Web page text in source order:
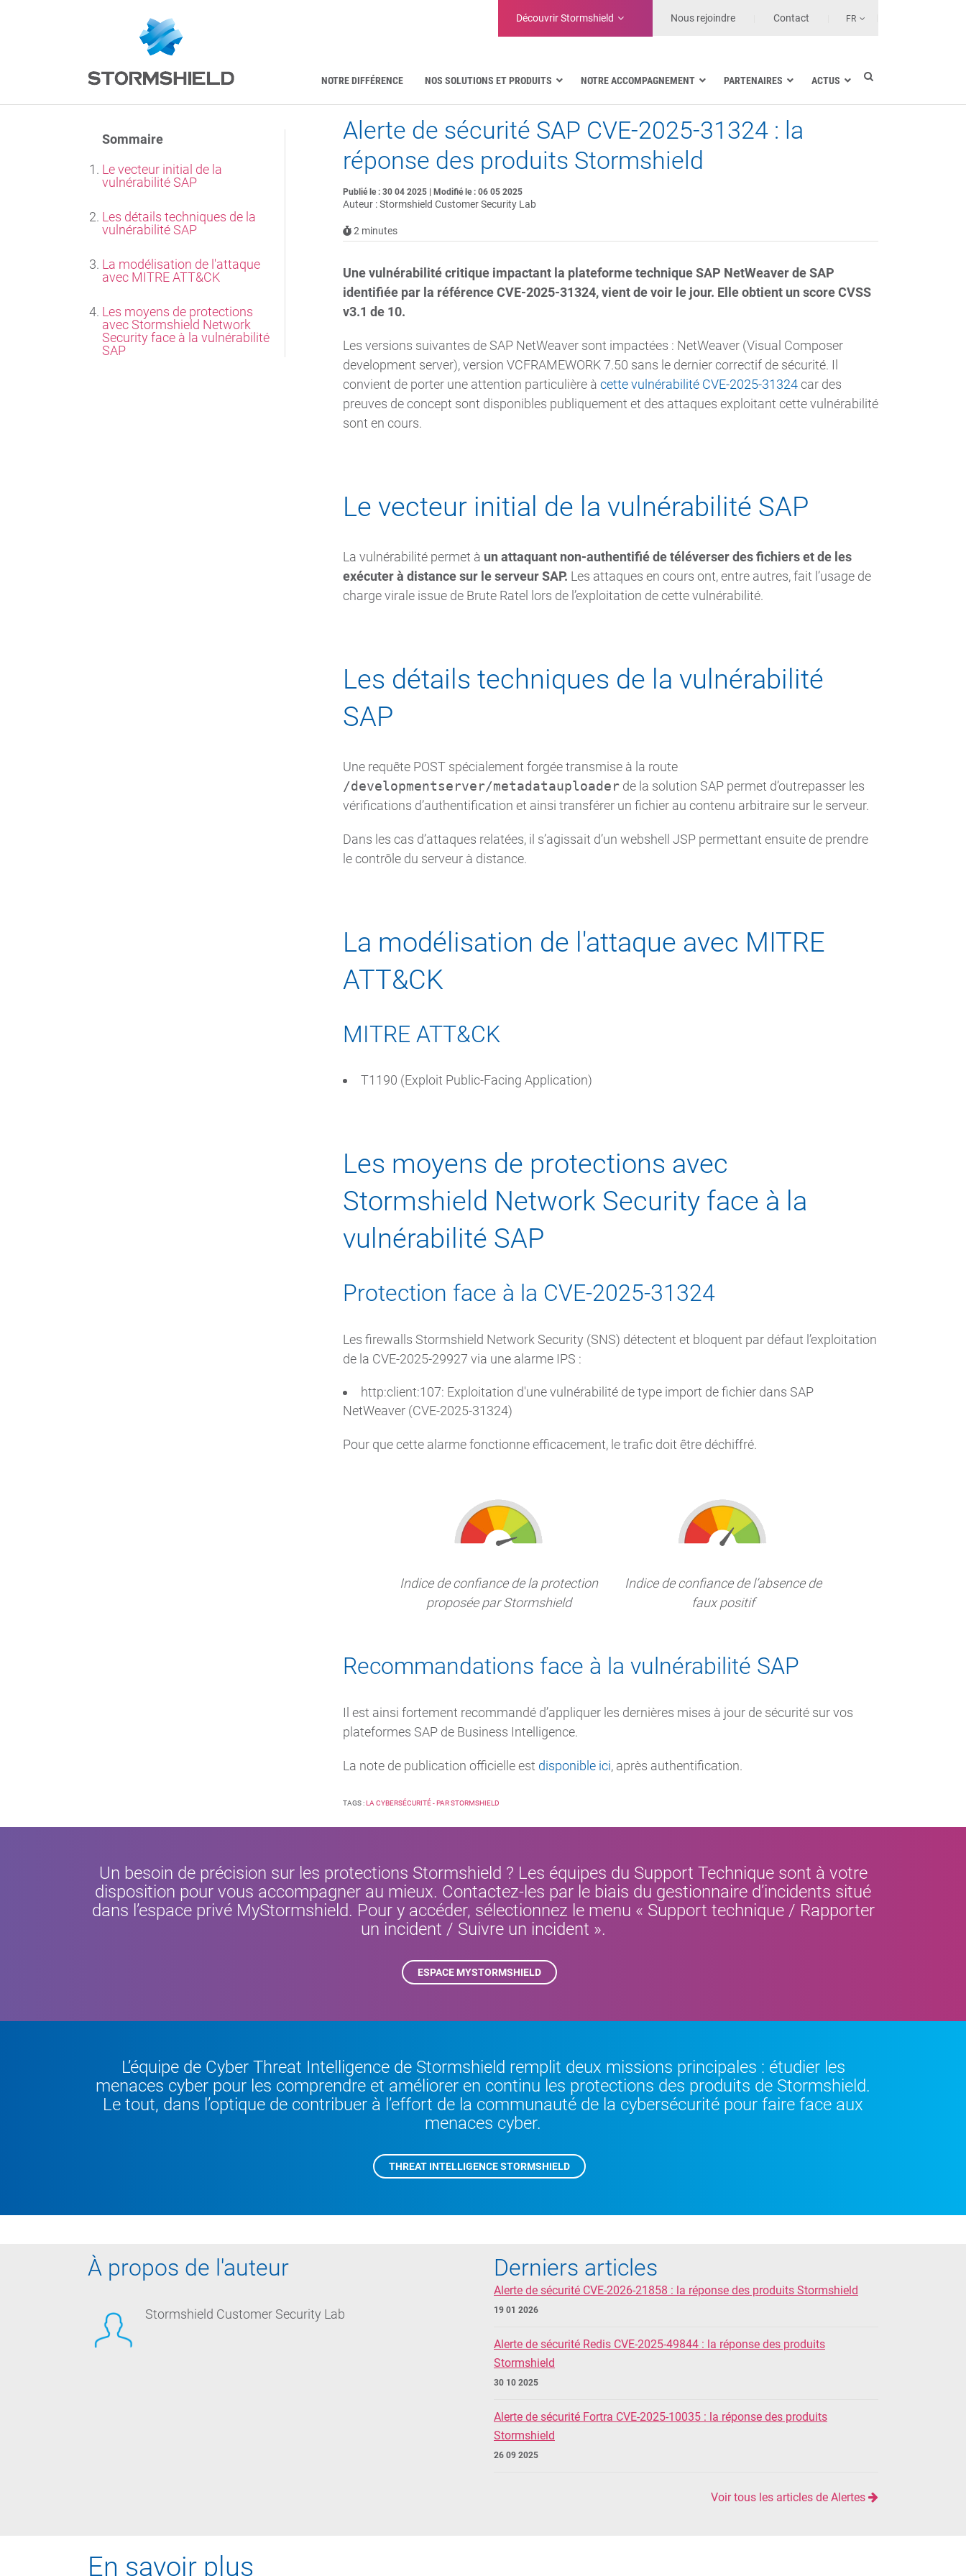
Découvrir Stormshield Nous rejoindre Contact FR
NOTRE DIFFÉRENCE NOS SOLUTIONS ET PRODUITS
Aéronautique
Administrations publiques
Communications critiques
Défense et organisations militaires
Eau
Facility Management & Warehouse
Industrie électrique
Marine
Santé et Établissements de soin
NOTRE ACCOMPAGNEMENT PARTENAIRES ACTUS
Sommaire
Le vecteur initial de la
vulnérabilité SAP
Les détails techniques de la
vulnérabilité SAP
La modélisation de l'attaque
avec MITRE ATT&CK
Les moyens de protections
avec Stormshield Network
Security face à la vulnérabilité
SAP
Alerte de sécurité SAP CVE-2025-31324 : la
réponse des produits Stormshield
Publié le : 30 04 2025 | Modifié le : 06 05 2025
Auteur : Stormshield Customer Security Lab
2 minutes
Une vulnérabilité critique impactant la plateforme technique SAP NetWeaver de SAP
identifiée par la référence CVE-2025-31324, vient de voir le jour. Elle obtient un score CVSS
v3.1 de 10.
Les versions suivantes de SAP NetWeaver sont impactées : NetWeaver (Visual Composer
development server), version VCFRAMEWORK 7.50 sans le dernier correctif de sécurité. Il
convient de porter une attention particulière à cette vulnérabilité CVE-2025-31324car des
preuves de concept sont disponibles publiquement et des attaques exploitant cette vulnérabilité
sont en cours.
Le vecteur initial de la vulnérabilité SAP
La vulnérabilité permet à un attaquant non-authentifié de téléverser des fichiers et de les
exécuter à distance sur le serveur SAP. Les attaques en cours ont, entre autres, fait l’usage de
charge virale issue de Brute Ratel lors de l’exploitation de cette vulnérabilité.
Les détails techniques de la vulnérabilité
SAP
Une requête POST spécialement forgée transmise à la route
/developmentserver/metadatauploader de la solution SAP permet d’outrepasser les
vérifications d’authentification et ainsi transférer un fichier au contenu arbitraire sur le serveur.
Dans les cas d’attaques relatées, il s’agissait d’un webshell JSP permettant ensuite de prendre
le contrôle du serveur à distance.
La modélisation de l'attaque avec MITRE
ATT&CK
MITRE ATT&CK
T1190 (Exploit Public-Facing Application)
Les moyens de protections avec
Stormshield Network Security face à la
vulnérabilité SAP
Protection face à la CVE-2025-31324
Les firewalls Stormshield Network Security (SNS) détectent et bloquent par défaut l’exploitation
de la CVE-2025-29927 via une alarme IPS :
http:client:107: Exploitation d'une vulnérabilité de type import de fichier dans SAP
NetWeaver (CVE-2025-31324)
Pour que cette alarme fonctionne efficacement, le trafic doit être déchiffré.
Indice de confiance de la protection
proposée par Stormshield
Indice de confiance de l’absence de
faux positif
Recommandations face à la vulnérabilité SAP
Il est ainsi fortement recommandé d’appliquer les dernières mises à jour de sécurité sur vos
plateformes SAP de Business Intelligence.
La note de publication officielle est disponible ici, après authentification.
TAGS :LA CYBERSÉCURITÉ - PAR STORMSHIELD
Un besoin de précision sur les protections Stormshield ? Les équipes du Support Technique sont à votre
disposition pour vous accompagner au mieux. Contactez-les par le biais du gestionnaire d’incidents situé
dans l’espace privé MyStormshield. Pour y accéder, sélectionnez le menu « Support technique / Rapporter
un incident / Suivre un incident ».
ESPACE MYSTORMSHIELD
L’équipe de Cyber Threat Intelligence de Stormshield remplit deux missions principales : étudier les
menaces cyber pour les comprendre et améliorer en continu les protections des produits de Stormshield.
Le tout, dans l’optique de contribuer à l’effort de la communauté de la cybersécurité pour faire face aux
menaces cyber.
THREAT INTELLIGENCE STORMSHIELD
À propos de l'auteur
Stormshield Customer Security Lab
Derniers articles
Alerte de sécurité CVE-2026-21858 : la réponse des produits Stormshield
19 01 2026
Alerte de sécurité Redis CVE-2025-49844 : la réponse des produits
Stormshield
30 10 2025
Alerte de sécurité Fortra CVE-2025-10035 : la réponse des produits
Stormshield
26 09 2025
Voir tous les articles de Alertes
En savoir plus